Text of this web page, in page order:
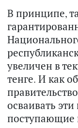
В принципе,
увеличен в
тенге. И как
осваивать эти
поступающие